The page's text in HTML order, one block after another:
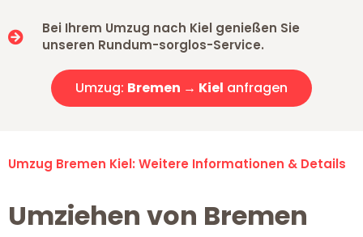
Bei Ihrem Umzug nach Kiel genießen Sie
unseren Rundum-sorglos-Service.
Umzug: Bremen → Kiel anfragen
Umzug Bremen Kiel: Weitere Informationen & Details
Umziehen von Bremen